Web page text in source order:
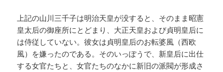
上記の山川三千子は明治天皇が没すると、そのまま昭憲
皇太后の御座所にとどまり、大正天皇および貞明皇后に
は侍従していない。彼女は貞明皇后のお転婆風（西欧
風）を嫌ったのである。そのいっぽうで、新皇后に出仕
する女官たちと、女官たちのなかに新旧の派閥が形成さ